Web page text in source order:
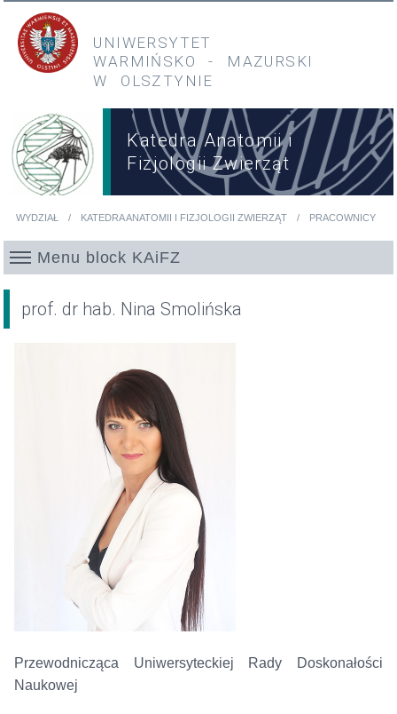
Przejdź do treści
Przejdź do menu głównego
UNIWERSYTET
WARMIŃSKO
- MAZURSKI
W OLSZTYNIE
Katedra Anatomii i
Fizjologii Zwierząt
WYDZIAŁ KATEDRA ANATOMII I FIZJOLOGII ZWIERZĄT PRACOWNICY
Menu block KAiFZ
prof. dr hab. Nina Smolińska
Przewodnicząca Uniwersyteckiej Rady Doskonałości
Naukowej